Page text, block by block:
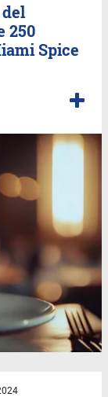
250
Spice